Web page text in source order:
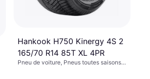
Hankook H750 Kinergy 4S 2
165/70 R14 85T XL 4PR
Pneu de voiture, Pneus toutes saisons,